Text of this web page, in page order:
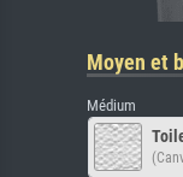
Moyen et
Médium